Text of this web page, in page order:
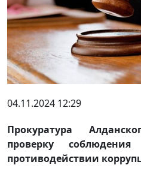
04.11.2024 12:29
Прокуратура
проверку
противодействии